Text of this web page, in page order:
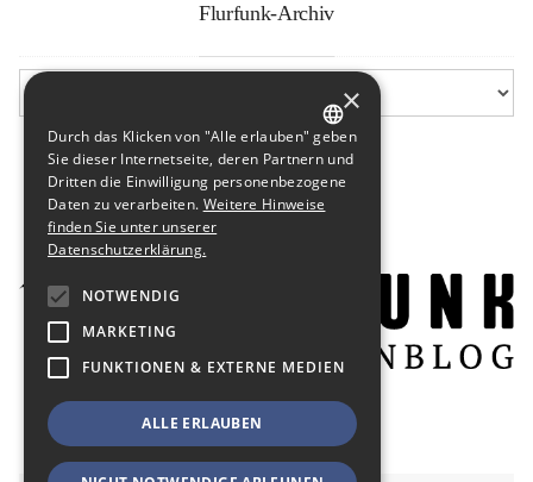
Flurfunk-Archiv
GERMAN
ENGLISH
×
Durch das Klicken von "Alle erlauben" geben
Sie dieser Internetseite, deren Partnern und
Dritten die Einwilligung personenbezogene
Daten zu verarbeiten. Weitere Hinweise
finden Sie unter unserer
Datenschutzerklärung.
NOTWENDIG
MARKETING
FUNKTIONEN & EXTERNE MEDIEN
ALLE ERLAUBEN